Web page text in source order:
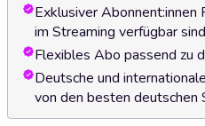
Exklusiver Abonnent:innen
im Streaming verfügbar sind
Flexibles Abo passend zu
Deutsche und
von den besten deutschen